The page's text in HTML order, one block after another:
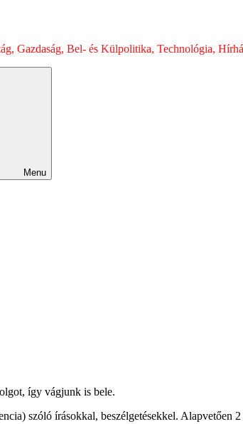
Gazdaság, Bel- és Külpolitika, Technológia,
Menu
így vágjunk is bele.
szóló írásokkal, beszélgetésekkel.